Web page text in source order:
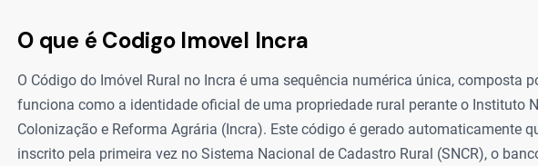
O que é Codigo Imovel Incra
O Código do Imóvel Rural no Incra é uma sequência numérica única, composta
funciona como a identidade oficial de uma propriedade rural perante o Instituto
Colonização e Reforma Agrária (Incra). Este código é gerado automaticamente
inscrito pela primeira vez no Sistema Nacional de Cadastro Rural (SNCR), o